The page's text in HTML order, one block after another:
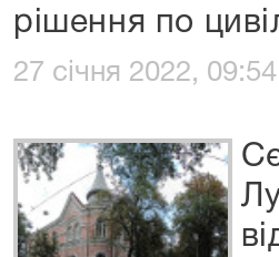
рішення по
27 січня 2022, 09:54